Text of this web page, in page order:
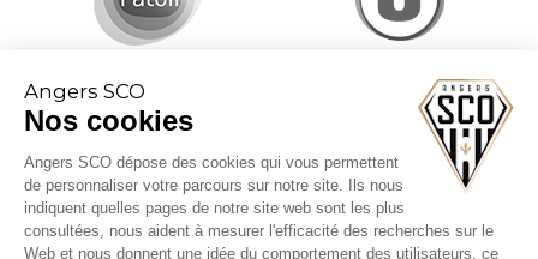
Angers SCO
Nos cookies
Angers SCO dépose des cookies qui vous permettent
de personnaliser votre parcours sur notre site. Ils nous
indiquent quelles pages de notre site web sont les plus
consultées, nous aident à mesurer l'efficacité des recherches sur le
Web et nous donnent une idée du comportement des utilisateurs, ce